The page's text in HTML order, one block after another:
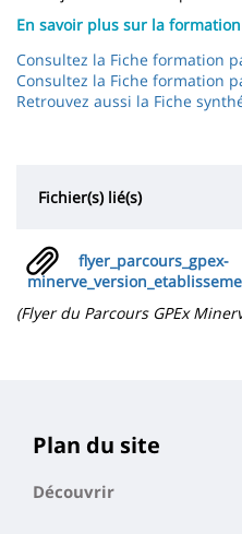
En savoir plus sur la formation
Consultez la Fiche formation
Consultez la Fiche formation
Retrouvez aussi la Fiche
Fichier(s) lié(s)
flyer_parcours_gpex-
(Flyer du Parcours GPEx
Plan du site
Découvrir